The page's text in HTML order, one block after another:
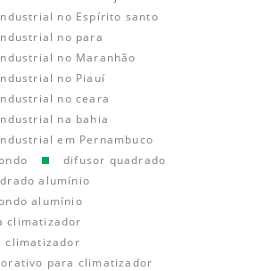
no Espírito santo
no para
no Maranhão
no Piauí
no ceara
na bahia
em Pernambuco
difusor quadrado
alumínio
alumínio
climatizador
climatizador
para climatizador